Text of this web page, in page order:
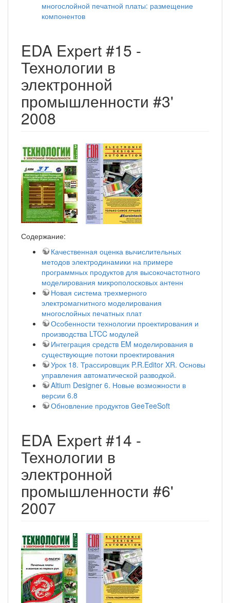
многослойной печатной платы: размещение
компонентов
EDA Expert #15 -
Технологии в
электронной
промышленности #3'
2008
Содержание:
Качественная оценка вычислительных
методов электродинамики на примере
программных продуктов для высокочастотного
моделирования микрополосковых антенн
Новая система трехмерного
электромагнитного моделирования
многослойных печатных плат
Особенности технологии проектирования и
производства LTCC модулей
Интеграция средств EM моделирования в
существующие потоки проектирования
Урок 18. Трассировщик P.R.Editor XR. Основы
управления автоматической разводкой.
Altium Designer 6. Новые возможности в
версии 6.8
Обновление продуктов GeeTeeSoft
EDA Expert #14 -
Технологии в
электронной
промышленности #6'
2007